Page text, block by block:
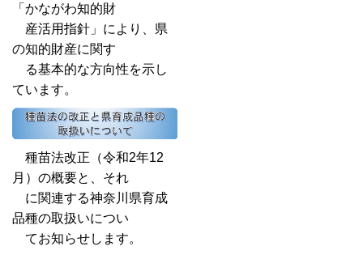
「かながわ知的財
産活用指針」により、県
の知的財産に関す
る基本的な方向性を示し
ています。
種苗法改正（令和2年12
月）の概要と、それ
に関連する神奈川県育成
品種の取扱いについ
てお知らせします。